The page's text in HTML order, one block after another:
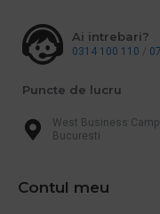
Ai intrebari?
0314 100 110 /
Puncte de lucru
West Business
Bucuresti
Contul meu